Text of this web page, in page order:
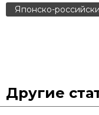
Японско-
Другие